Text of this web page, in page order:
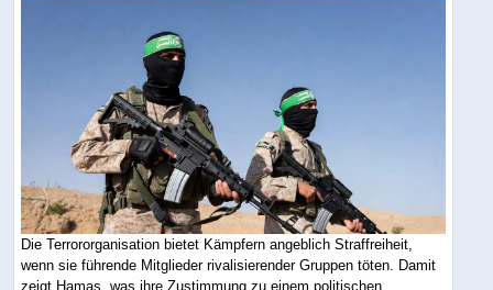
Die Terrororganisation bietet Kämpfern angeblich Straffreiheit,
wenn sie führende Mitglieder rivalisierender Gruppen töten. Damit
zeigt Hamas, was ihre Zustimmung zu einem politischen